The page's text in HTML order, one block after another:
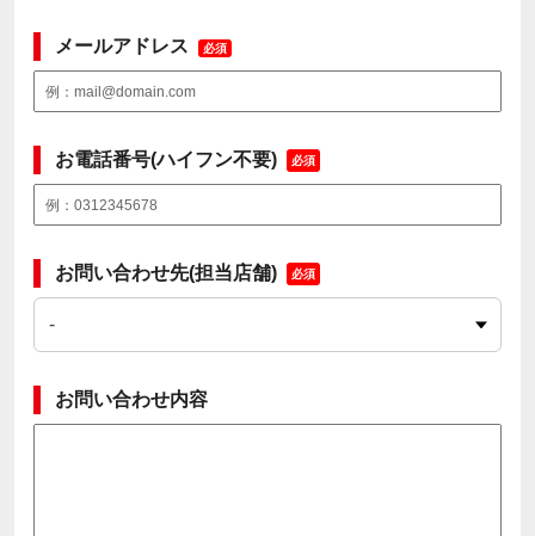
メールアドレス 必須
お電話番号(ハイフン不要) 必須
お問い合わせ先(担当店舗) 必須
お問い合わせ内容